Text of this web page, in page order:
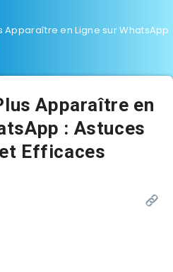
Apparaître en Ligne sur WhatsApp
Apparaître en
: Astuces
Efficaces